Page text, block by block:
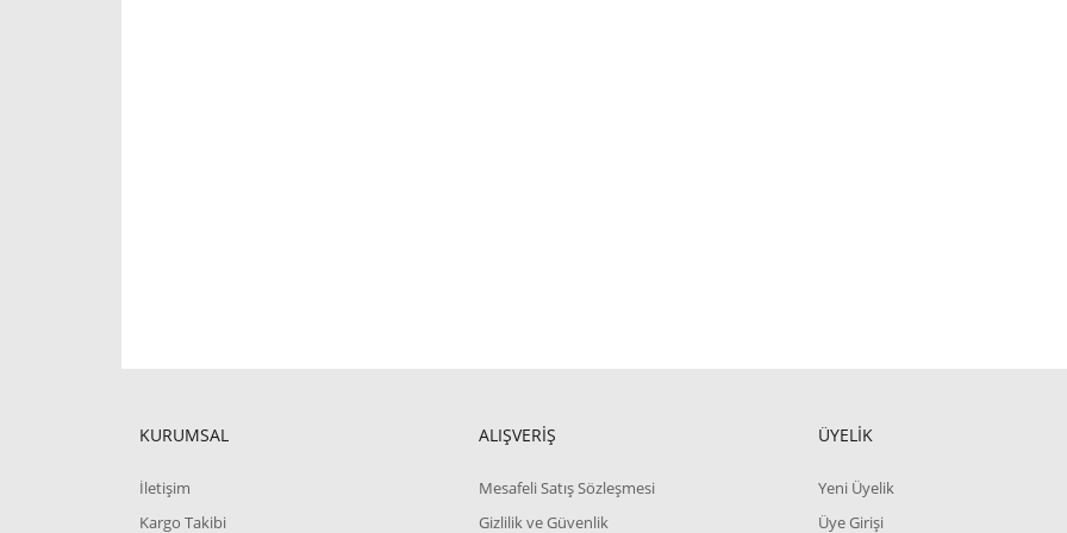
KURUMSAL
İletişim
Kargo Takibi
ALIŞVERİŞ
Mesafeli Satış Sözleşmesi
Gizlilik ve Güvenlik
ÜYELİK
Yeni Üyelik
Üye Girişi